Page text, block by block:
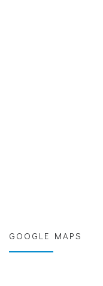
GOOGLE MAPS